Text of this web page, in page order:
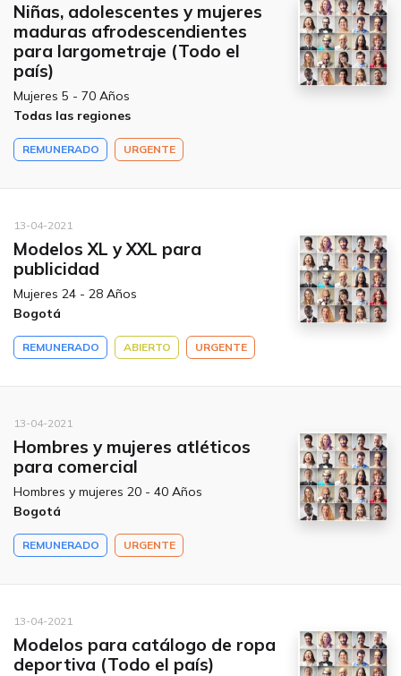
Niñas, adolescentes y mujeres
maduras afrodescendientes
para largometraje (Todo el
país)
Mujeres 5 - 70 Años
Todas las regiones
REMUNERADO URGENTE
13-04-2021
Modelos XL y XXL para
publicidad
Mujeres 24 - 28 Años
Bogotá
REMUNERADO ABIERTO URGENTE
13-04-2021
Hombres y mujeres atléticos
para comercial
Hombres y mujeres 20 - 40 Años
Bogotá
REMUNERADO URGENTE
13-04-2021
Modelos para catálogo de ropa
deportiva (Todo el país)